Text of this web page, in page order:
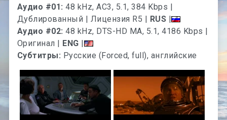
Аудио #01:48 kHz, AC3, 5.1, 384 Kbps |
Дублированный | Лицензия R5 | RUS |
Аудио #02:48 kHz, DTS-HD MA, 5.1, 4186 Kbps |
Оригинал | ENG |
Субтитры: Русские (Forced, full), английские